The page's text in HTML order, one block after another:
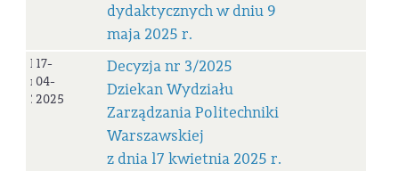
dydaktycznych w dniu 9
maja 2025 r.
Decyzja
nr
3/2025
17-
04-
2025
Decyzja nr 3/2025
Dziekan Wydziału
Zarządzania Politechniki
Warszawskiej
z dnia l7 kwietnia 2025 r.